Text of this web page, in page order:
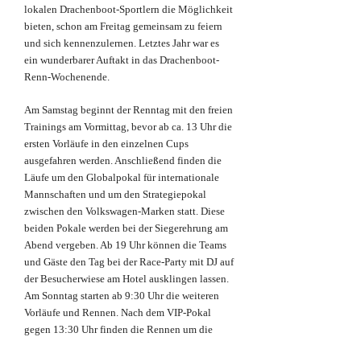
lokalen Drachenboot-Sportlern die Möglichkeit
bieten, schon am Freitag gemeinsam zu feiern
und sich kennenzulernen. Letztes Jahr war es
ein wunderbarer Auftakt in das Drachenboot-
Renn-Wochenende.
Am Samstag beginnt der Renntag mit den freien
Trainings am Vormittag, bevor ab ca. 13 Uhr die
ersten Vorläufe in den einzelnen Cups
ausgefahren werden. Anschließend finden die
Läufe um den Globalpokal für internationale
Mannschaften und um den Strategiepokal
zwischen den Volkswagen-Marken statt. Diese
beiden Pokale werden bei der Siegerehrung am
Abend vergeben. Ab 19 Uhr können die Teams
und Gäste den Tag bei der Race-Party mit DJ auf
der Besucherwiese am Hotel ausklingen lassen.
Am Sonntag starten ab 9:30 Uhr die weiteren
Vorläufe und Rennen. Nach dem VIP-Pokal
gegen 13:30 Uhr finden die Rennen um die